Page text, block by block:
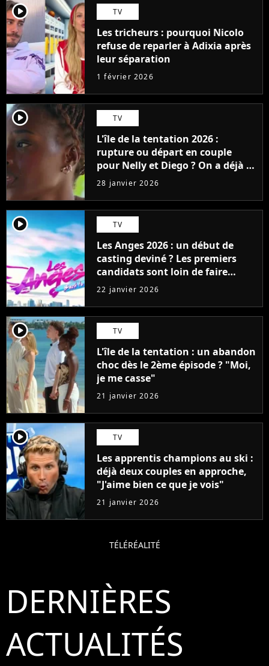
player2 TV
Les tricheurs : pourquoi Nicolo
refuse de reparler à Adixia après
leur séparation
1 février 2026
player2 TV
L'île de la tentation 2026 :
rupture ou départ en couple
pour Nelly et Diego ? On a déjà la
réponse avec une surprise de
dernière minute
28 janvier 2026
player2 TV
Les Anges 2026 : un début de
casting deviné ? Les premiers
candidats sont loin de faire
l'unanimité
22 janvier 2026
player2 TV
L'île de la tentation : un abandon
choc dès le 2ème épisode ? "Moi,
je me casse"
21 janvier 2026
player2 TV
Les apprentis champions au ski :
déjà deux couples en approche,
"J'aime bien ce que je vois"
21 janvier 2026
TÉLÉRÉALITÉ
DERNIÈRES
ACTUALITÉS